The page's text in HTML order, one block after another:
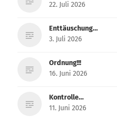
22. Juli 2026
Enttäuschung…
3. Juli 2026
Ordnung!!!
16. Juni 2026
Kontrolle…
11. Juni 2026